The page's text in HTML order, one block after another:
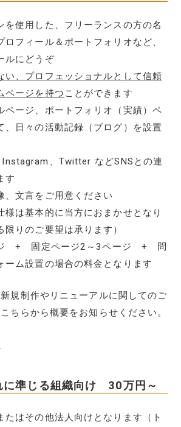
を使用した、フリーランスの方の名
ロフィール＆ポートフォリオなど、
ルにどうぞ
い、プロフェッショナルとして信頼
ページを持つ ことができます
ページ、ポートフォリオ（実績）ペ
、日々の活動記録（ブログ）を設置
、Twitter などSNSとの連
す
、文言をご用意ください
様は基本的に当方におまかせとなり
限りのご要望は承ります）
ジ + 固定ページ2～3ページ + 問
ーム設置の場合の料金となります
規制作やリニューアルに関してのご
ちらから概要をお知らせください。
に準じる組織向け 30万円～
たはその他法人向けとなります（ト